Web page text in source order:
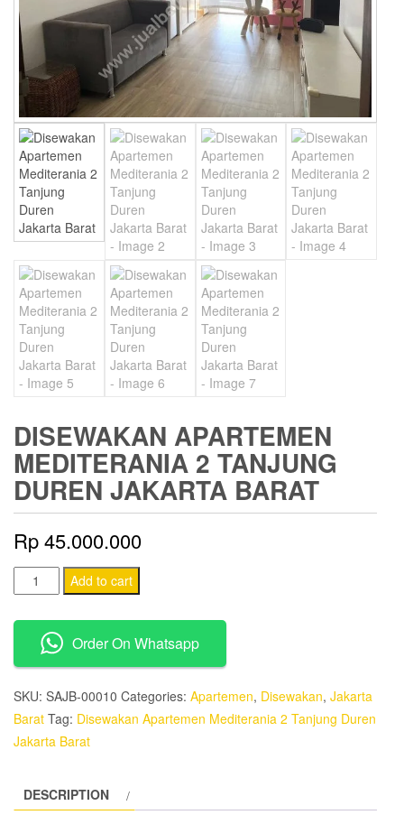
DISEWAKAN APARTEMEN
MEDITERANIA 2 TANJUNG
DUREN JAKARTA BARAT
Rp45.000.000
Disewakan
Apartemen
Mediterania
Tanjung
Duren
Jakarta
Barat
Add to cart
Order On Whatsapp
SKU: SAJB-00010 Categories: Apartemen, Disewakan, Jakarta
Barat Tag: Disewakan Apartemen Mediterania 2 Tanjung Duren
Jakarta Barat
DESCRIPTION